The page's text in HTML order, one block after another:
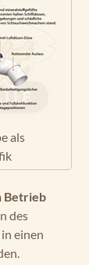
als
Betrieb
des
einen